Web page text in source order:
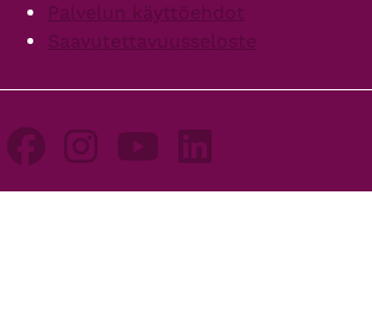
Palvelun käyttöehdot
Saavutettavuusseloste